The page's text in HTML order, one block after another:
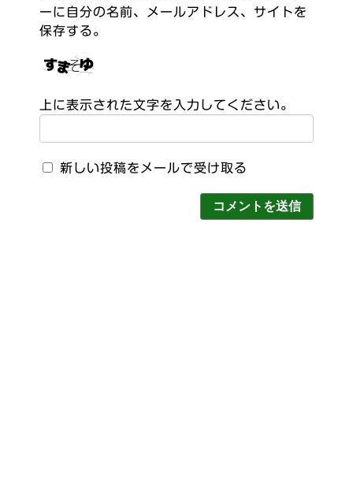
ーに自分の名前、メールアドレス、サイトを
保存する。
上に表示された文字を入力してください。
新しい投稿をメールで受け取る